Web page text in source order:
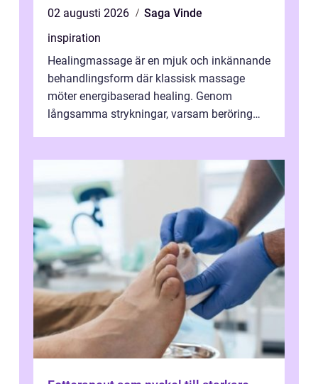
02 augusti 2026
Saga Vinde
inspiration
Healingmassage är en mjuk och inkännande
behandlingsform där klassisk massage
möter energibaserad healing. Genom
långsamma strykningar, varsam beröring